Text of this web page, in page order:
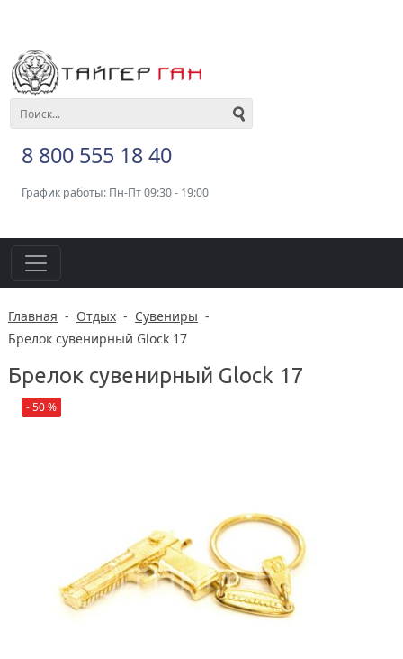
8 800 555 18 40
График работы: Пн-Пт 09:30 - 19:00
Главная - Отдых - Сувениры -
Брелок сувенирный Glock 17
Брелок сувенирный Glock 17
- 50 %